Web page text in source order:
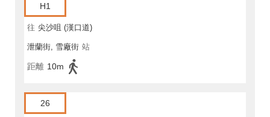
H1
往 尖沙咀 (漢口道)
泄蘭街, 雪廠街 站
距離 10m
26